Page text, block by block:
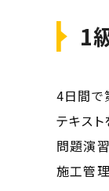
1
4日間で
テキス
問題演
施工管